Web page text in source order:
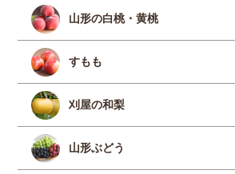
山形の白桃・黄桃
すもも
刈屋の和梨
山形ぶどう